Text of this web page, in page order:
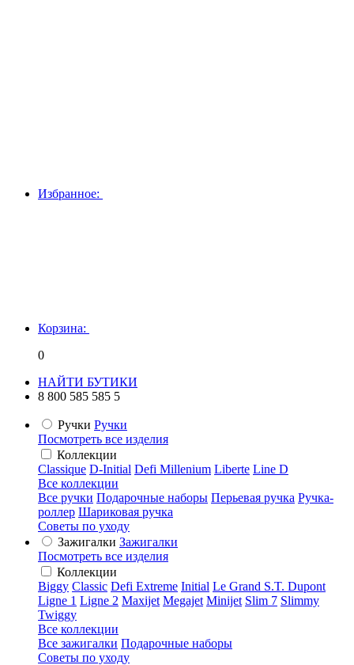
Избранное:
Корзина:
0
НАЙТИ БУТИКИ
8 800 585 585 5
Ручки Ручки
Посмотреть все изделия
Коллекции
Classique D-Initial Defi Millenium Liberte Line D
Все коллекции
Все ручки Подарочные наборы Перьевая ручка Ручка-
роллер Шариковая ручка
Советы по уходу
Зажигалки Зажигалки
Посмотреть все изделия
Коллекции
Biggy Classic Defi Extreme Initial Le Grand S.T. Dupont
Ligne 1 Ligne 2 Maxijet Megajet Minijet Slim 7 Slimmy
Twiggy
Все коллекции
Все зажигалки Подарочные наборы
Советы по уходу